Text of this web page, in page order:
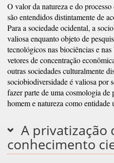
O valor da natureza e do
são entendidos distintamente de
Para a sociedade ocidental, a
valiosa enquanto objeto de
tecnológicos nas biociências e
vetores de concentração
outras sociedades culturalmente
sociobiodiversidade é valiosa por
fazer parte de uma cosmologia de
homem e natureza como entidade
A privatização
conhecimento